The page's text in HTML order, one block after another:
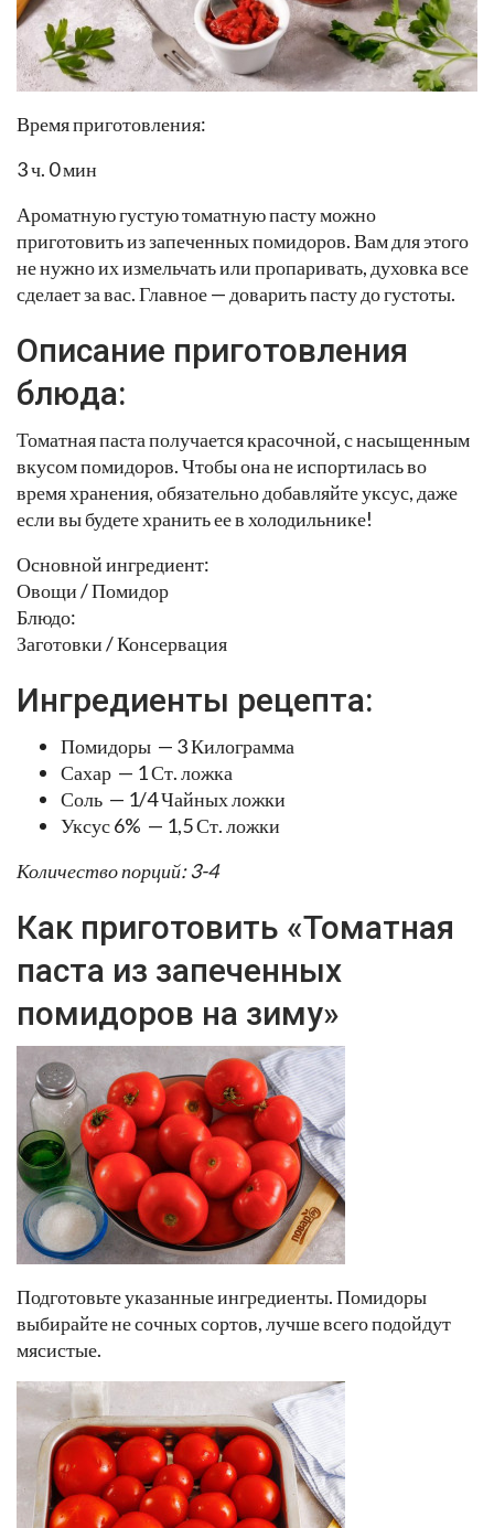
Время приготовления:
3 ч. 0 мин
Ароматную густую томатную пасту можно
приготовить из запеченных помидоров. Вам для этого
не нужно их измельчать или пропаривать, духовка все
сделает за вас. Главное — доварить пасту до густоты.
Описание приготовления
блюда:
Томатная паста получается красочной, с насыщенным
вкусом помидоров. Чтобы она не испортилась во
время хранения, обязательно добавляйте уксус, даже
если вы будете хранить ее в холодильнике!
Основной ингредиент:
Овощи / Помидор
Блюдо:
Заготовки / Консервация
Ингредиенты рецепта:
Помидоры — 3 Килограмма
Сахар — 1 Ст. ложка
Соль — 1/4 Чайных ложки
Уксус 6% — 1,5 Ст. ложки
Количество порций: 3-4
Как приготовить «Томатная
паста из запеченных
помидоров на зиму»
Подготовьте указанные ингредиенты. Помидоры
выбирайте не сочных сортов, лучше всего подойдут
мясистые.